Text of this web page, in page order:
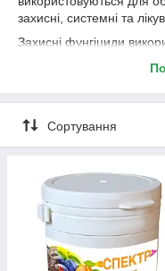
захисні, системні та
Захисні фунгіциди
якими після
захищати новий
контактні захищають
захисну та лікувальну
Системні фунгіциди
їх ефективність в
опадів. Велика
рослин. Відповідно,
проблем захисту
Сортування